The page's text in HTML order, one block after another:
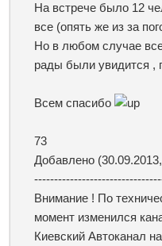
На встрече было 12
все (опять же из за
Но в любом случае
рады были увидится ,
Всем спасибо
73
Добавлено
Внимание ! По
момент изменился
Киевский Автоканал